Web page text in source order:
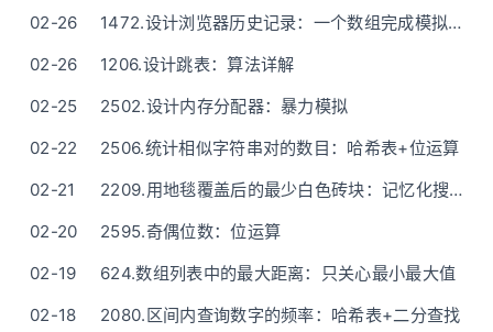
02-26
1472.设计浏览器历史记录：一个数组完成模拟，单次操作均O(1)
02-26
1206.设计跳表：算法详解
02-25
2502.设计内存分配器：暴力模拟
02-22
2506.统计相似字符串对的数目：哈希表+位运算
02-21
2209.用地毯覆盖后的最少白色砖块：记忆化搜索之——深度优先搜索(DFS)
02-20
2595.奇偶位数：位运算
02-19
624.数组列表中的最大距离：只关心最小最大值
02-18
2080.区间内查询数字的频率：哈希表+二分查找